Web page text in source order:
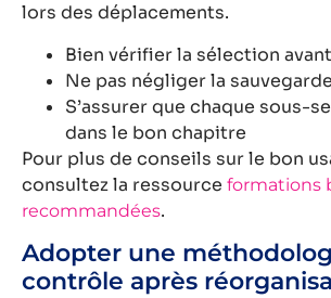
lors des déplacements.
Bien vérifier la sélection
Ne pas négliger la
S’assurer que chaque sous-
dans le bon chapitre
Pour plus de conseils sur le bon
consultez la ressource formations
recommandées.
Adopter une
contrôle après